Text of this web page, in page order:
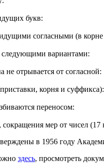
букв:
согласными (в
следующими вариантами:
не отрывается от согласной:
корня и суффикса):
переносом:
мер от чисел
в 1956 году
здесь, просмотреть